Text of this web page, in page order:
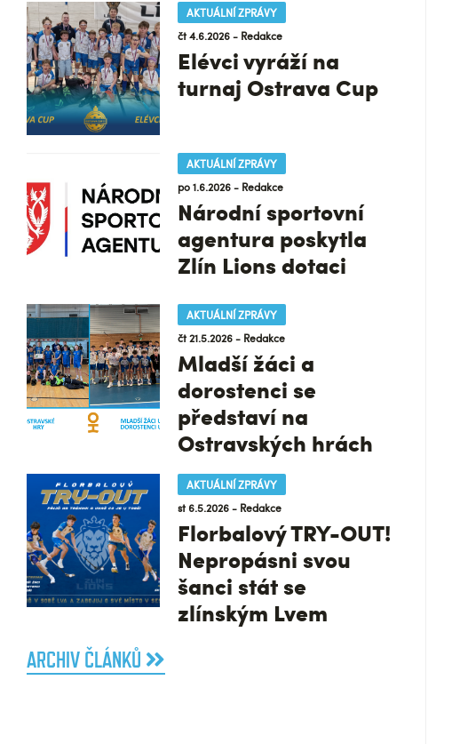
AKTUÁLNÍ ZPRÁVY
čt 4.6.2026 - Redakce
Elévci vyráží na
turnaj Ostrava Cup
AKTUÁLNÍ ZPRÁVY
po 1.6.2026 - Redakce
Národní sportovní
agentura poskytla
Zlín Lions dotaci
AKTUÁLNÍ ZPRÁVY
čt 21.5.2026 - Redakce
Mladší žáci a
dorostenci se
představí na
Ostravských hrách
AKTUÁLNÍ ZPRÁVY
st 6.5.2026 - Redakce
Florbalový TRY-OUT!
Nepropásni svou
šanci stát se
zlínským Lvem
ARCHIV ČLÁNKŮ